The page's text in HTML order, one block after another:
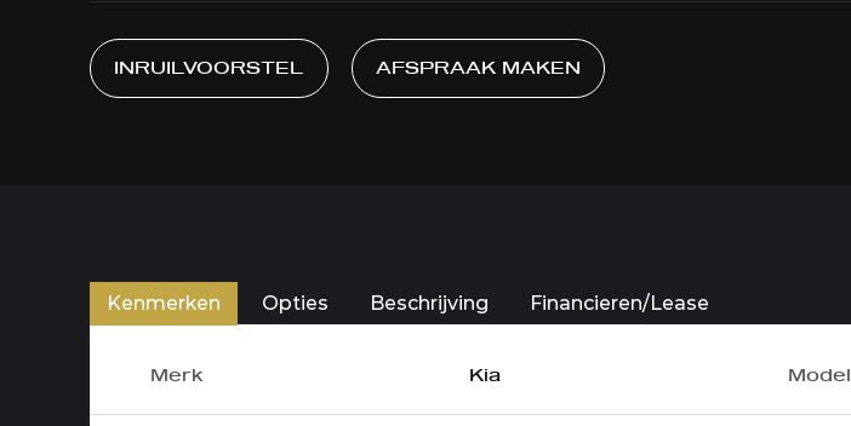
INRUILVOORSTEL AFSPRAAK MAKEN
Kenmerken Opties Beschrijving Financieren/Lease
Merk Kia Model